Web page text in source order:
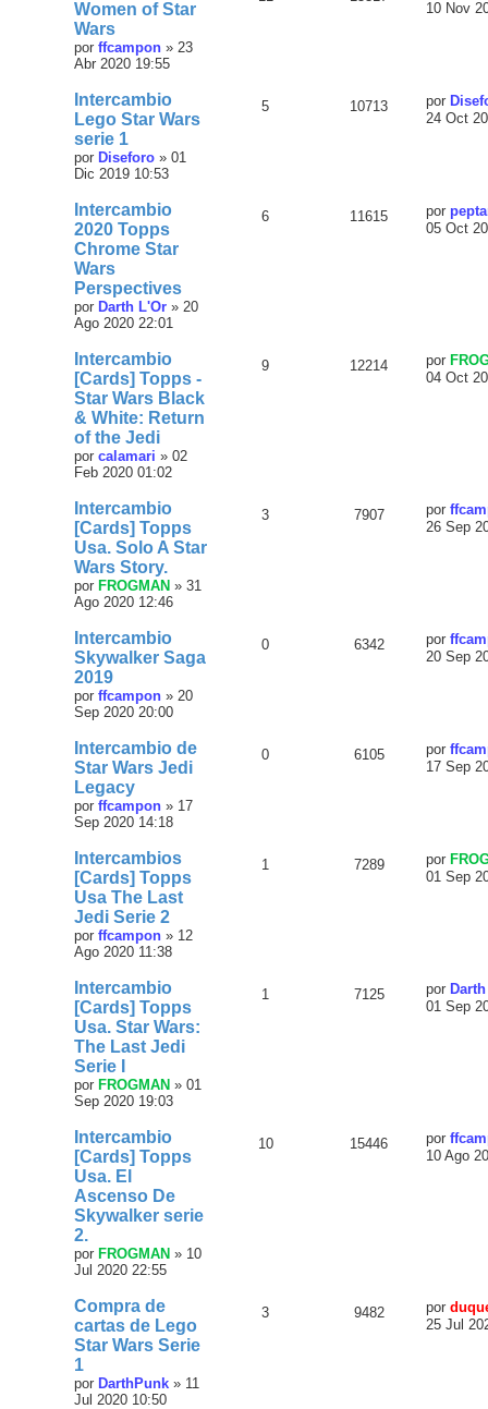
Women of Star
Wars
por ffcampon » 23
Abr 2020 19:55
10 Nov
Intercambio
Lego Star Wars
serie 1
por Diseforo » 01
Dic 2019 10:53
5 10713 por
24 Oct
Intercambio
2020 Topps
Chrome Star
Wars
Perspectives
por Darth L'Or » 20
Ago 2020 22:01
6 11615 por
05 Oct
Intercambio
[Cards] Topps -
Star Wars Black
& White: Return
of the Jedi
por calamari » 02
Feb 2020 01:02
9 12214 por
04 Oct
Intercambio
[Cards] Topps
Usa. Solo A Star
Wars Story.
por FROGMAN » 31
Ago 2020 12:46
3 7907 por
26 Sep
Intercambio
Skywalker Saga
2019
por ffcampon » 20
Sep 2020 20:00
0 6342 por
20 Sep
Intercambio de
Star Wars Jedi
Legacy
por ffcampon » 17
Sep 2020 14:18
0 6105 por
17 Sep
Intercambios
[Cards] Topps
Usa The Last
Jedi Serie 2
por ffcampon » 12
Ago 2020 11:38
1 7289 por
01 Sep
Intercambio
[Cards] Topps
Usa. Star Wars:
The Last Jedi
Serie I
por FROGMAN » 01
Sep 2020 19:03
1 7125 por
01 Sep
Intercambio
[Cards] Topps
Usa. El
Ascenso De
Skywalker serie
2.
por FROGMAN » 10
Jul 2020 22:55
10 15446 por
10 Ago
Compra de
cartas de Lego
Star Wars Serie
1
por DarthPunk » 11
Jul 2020 10:50
3 9482 por
25 Jul